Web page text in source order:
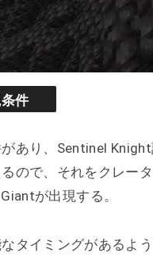
件
あり、Sentinel
ので、それをクレー
が出現する。
タイミングがあるよ